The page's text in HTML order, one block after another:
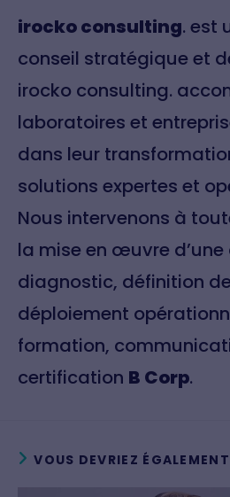
irocko consulting. est
conseil stratégique et
irocko consulting.
laboratoires et
dans leur
solutions expertes et
Nous intervenons à
la mise en œuvre d’une
diagnostic, définition
déploiement
formation,
certification B Corp.
VOUS DEVRIEZ